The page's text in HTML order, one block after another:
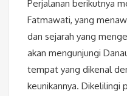
Perjalanan berikutnya
Fatmawati, yang
dan sejarah yang
akan mengunjungi
tempat yang dikenal
keunikannya. Dikelilingi